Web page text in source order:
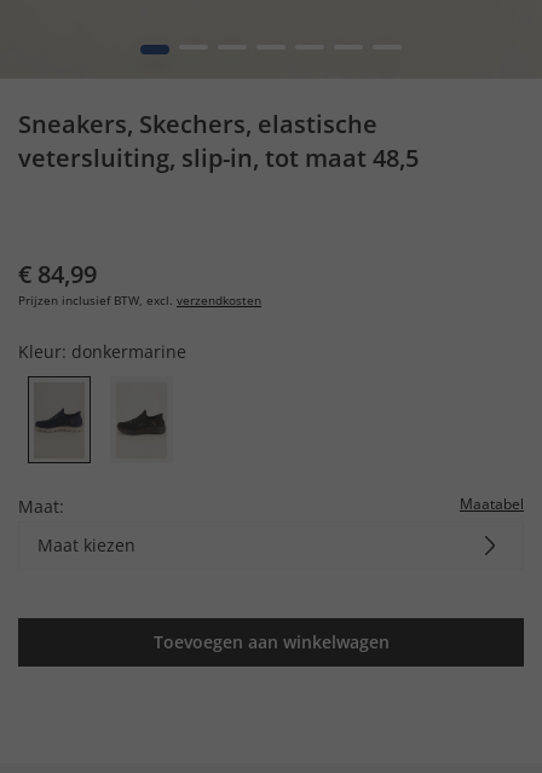
1
Sneakers, Skechers, elastische
vetersluiting, slip-in, tot maat 48,5
€ 84,99
Prijzen inclusief BTW, excl. verzendkosten
Kleur: donkermarine
Maat: Maatabel
Maat kiezen
Toevoegen aan winkelwagen